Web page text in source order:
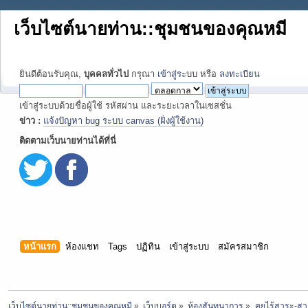
เว็บไซต์นายท่าน::ชุมชนของคุณหมี
ยินดีต้อนรับคุณ, บุคคลทั่วไป กรุณา เข้าสู่ระบบ หรือ ลงทะเบียน
เข้าสู่ระบบด้วยชื่อผู้ใช้ รหัสผ่าน และระยะเวลาในเซสชั่น
ข่าว : แจ้งปัญหา bug ระบบ canvas (ฝั่งผู้ใช้งาน)
ติดตามเว็บนายท่านได้ที่นี่
หน้าแรก ห้องแชท Tags ปฏิทิน เข้าสู่ระบบ สมัครสมาชิก
เว็บไซต์นายท่าน::ชุมชนของคุณหมี » เว็บบอร์ด » ห้องสันทนาการ » คุยไร้สาระ-ส